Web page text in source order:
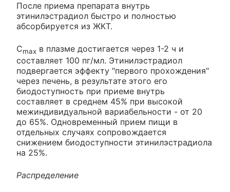
После приема препарата внутрь
этинилэстрадиол быстро и полностью
абсорбируется из ЖКТ.
Cmax в плазме достигается через 1-2 ч и
составляет 100 пг/мл. Этинилэстрадиол
подвергается эффекту "первого прохождения"
через печень, в результате этого его
биодоступность при приеме внутрь
составляет в среднем 45% при высокой
межиндивидуальной вариабельности - от 20
до 65%. Одновременный прием пищи в
отдельных случаях сопровождается
снижением биодоступности этинилэстрадиола
на 25%.
Распределение